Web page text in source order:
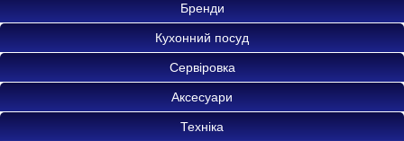
Бренди
Кухонний посуд
Сервіровка
Аксесуари
Техніка